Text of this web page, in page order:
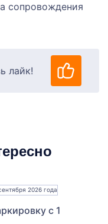
сопровождения
лайк!
с 1